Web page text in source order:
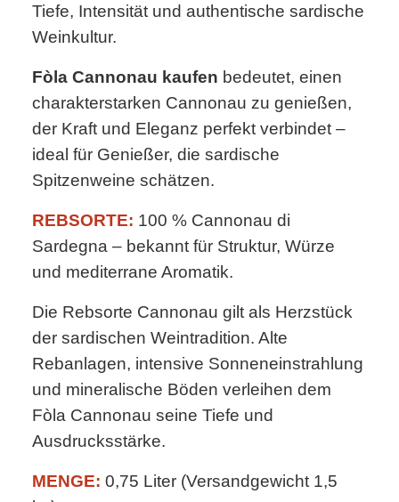
Tiefe, Intensität und authentische sardische
Weinkultur.
Fòla Cannonau kaufen bedeutet, einen
charakterstarken Cannonau zu genießen,
der Kraft und Eleganz perfekt verbindet –
ideal für Genießer, die sardische
Spitzenweine schätzen.
REBSORTE: 100 % Cannonau di
Sardegna – bekannt für Struktur, Würze
und mediterrane Aromatik.
Die Rebsorte Cannonau gilt als Herzstück
der sardischen Weintradition. Alte
Rebanlagen, intensive Sonneneinstrahlung
und mineralische Böden verleihen dem
Fòla Cannonau seine Tiefe und
Ausdrucksstärke.
MENGE: 0,75 Liter (Versandgewicht 1,5